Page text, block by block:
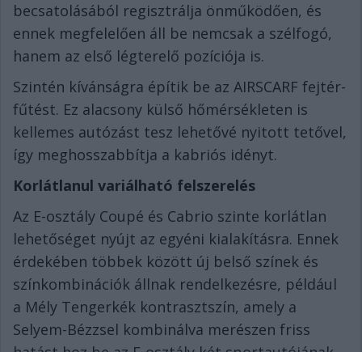
becsatolásából regisztrálja önműködően, és
ennek megfelelően áll be nemcsak a szélfogó,
hanem az első légterelő pozíciója is.
Szintén kívánságra építik be az AIRSCARF fejtér-
fűtést. Ez alacsony külső hőmérsékleten is
kellemes autózást tesz lehetővé nyitott tetővel,
így meghosszabbítja a kabriós idényt.
Korlátlanul variálható felszerelés
Az E-osztály Coupé és Cabrio szinte korlátlan
lehetőséget nyújt az egyéni kialakításra. Ennek
érdekében többek között új belső színek és
színkombinációk állnak rendelkezésre, például
a Mély Tengerkék kontrasztszín, amely a
Selyem-Bézzsel kombinálva merészen friss